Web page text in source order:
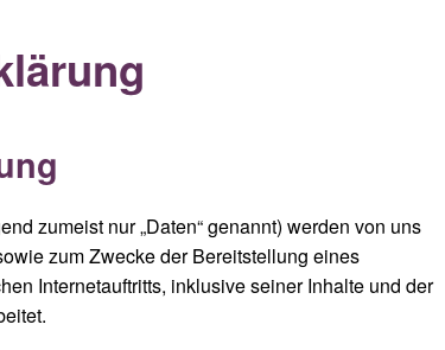
zumeist nur „Daten“ genannt) werden von uns
zum Zwecke der Bereitstellung eines
Internetauftritts, inklusive seiner Inhalte und der